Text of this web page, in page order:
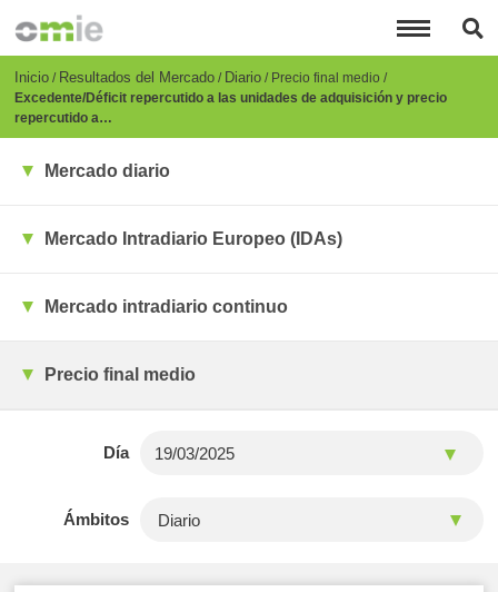
principal
Breadcrumb
Inicio Resultados del Mercado Diario Precio final medio
Excedente/Déficit repercutido a las unidades de adquisición y precio
repercutido a…
Mercado diario
Mercado Intradiario Europeo (IDAs)
Mercado intradiario continuo
Precio final medio
Día
Ámbitos